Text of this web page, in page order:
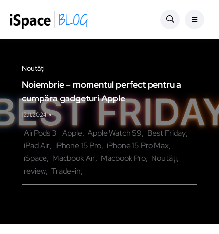
Noutăți
Noiembrie – momentul perfect pentru a
cumpăra gadgeturi Apple
12.11.2024
AirPods 3 Apple Apple Watch S9
Best Friday
iPad Air
iPhone 15 Pro iPhone 15 Pro Max
iSpace Macbook Air Macbook Pro Noutăți
review Trade-in